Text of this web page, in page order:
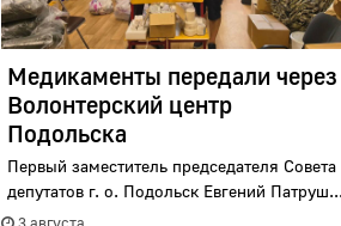
Медикаменты передали через
Волонтерский центр
Подольска
Первый заместитель председателя Совета
депутатов г. о. Подольск Евгений Патруш...
3 августа